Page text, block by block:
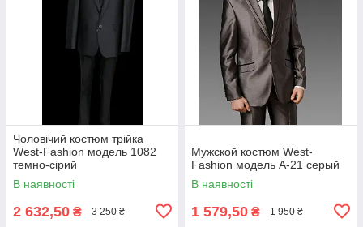
Чоловічий костюм трійка
West-Fashion модель 1082
темно-сірий
В наявності
2 632,50 ₴ 3 250 ₴
Мужской костюм West-
Fashion модель А-21 серый
В наявності
1 579,50 ₴ 1 950 ₴